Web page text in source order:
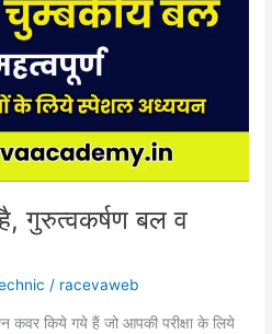
गुरुत्वकर्षण बल व
/ racevaweb
कवर किये गये हैं जो आपकी परीक्षा के लिये